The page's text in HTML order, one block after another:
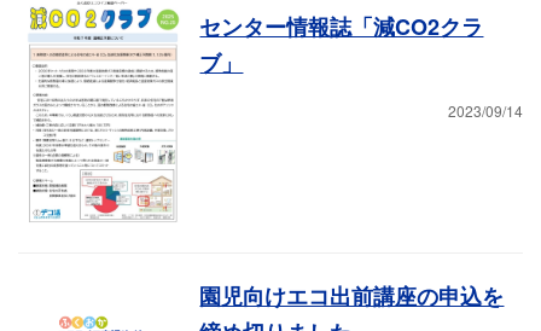
センター情報誌「減CO2クラ
ブ」
2023/09/14
園児向けエコ出前講座の申込を